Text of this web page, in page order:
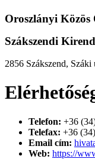
Oroszlányi
Szákszendi
2856 Szákszend, Száki
Telefon: +36
Telefax: +36
Email cím:
Web: https://